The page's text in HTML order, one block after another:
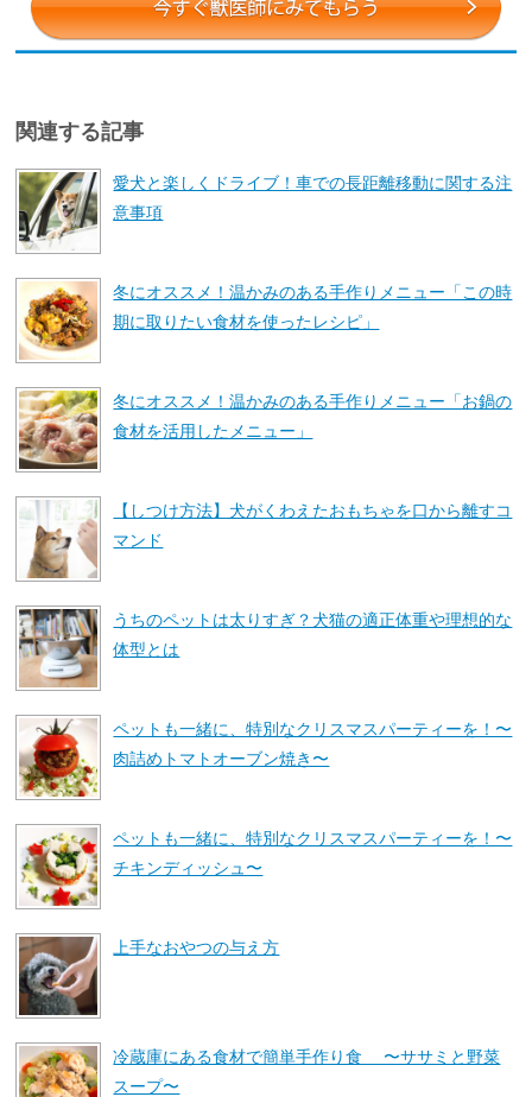
関連する記事
愛犬と楽しくドライブ！車での長距離移動に関する注
意事項
冬にオススメ！温かみのある手作りメニュー「この時
期に取りたい食材を使ったレシピ」
冬にオススメ！温かみのある手作りメニュー「お鍋の
食材を活用したメニュー」
【しつけ方法】犬がくわえたおもちゃを口から離すコ
マンド
うちのペットは太りすぎ？犬猫の適正体重や理想的な
体型とは
ペットも一緒に、特別なクリスマスパーティーを！〜
肉詰めトマトオーブン焼き〜
ペットも一緒に、特別なクリスマスパーティーを！〜
チキンディッシュ〜
上手なおやつの与え方
冷蔵庫にある食材で簡単手作り食 〜ササミと野菜
スープ〜